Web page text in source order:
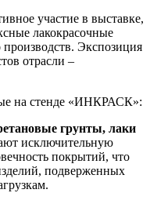
участие в выставке,
лакокрасочные
Экспозиция
отрасли –
на стенде «ИНКРАСК»:
грунты, лаки
исключительную
покрытий, что
подверженных